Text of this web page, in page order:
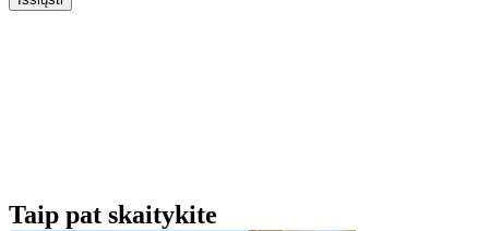
Taip pat skaitykite